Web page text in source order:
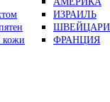
кожи
ИЗРАИЛЬ
ФРАНЦИЯ